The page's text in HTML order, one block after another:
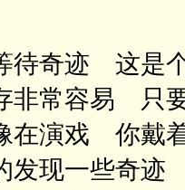
待奇迹 这是
非常容易 只
在演戏 你戴
发现一些奇